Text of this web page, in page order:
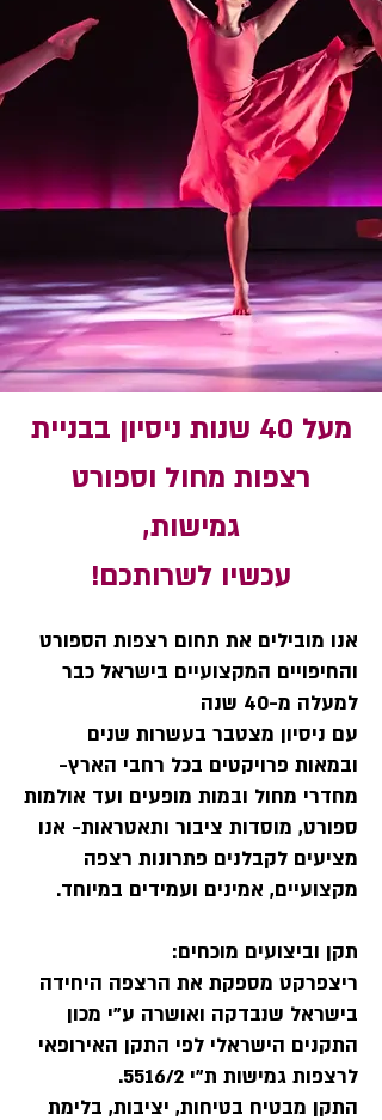
מעל 40 שנות ניסיון בבניית
רצפות מחול וספורט
גמישות,
עכשיו לשרותכם!
אנו מובילים את תחום רצפות הספורט
והחיפויים המקצועיים בישראל כבר
למעלה מ-40 שנה
עם ניסיון מצטבר בעשרות שנים
ובמאות פרויקטים בכל רחבי הארץ-
מחדרי מחול ובמות מופעים ועד אולמות
ספורט, מוסדות ציבור ותאטראות- אנו
מציעים לקבלנים פתרונות רצפה
מקצועיים, אמינים ועמידים במיוחד.
תקן וביצועים מוכחים:
ריצפרקט מספקת את הרצפה היחידה
בישראל שנבדקה ואושרה ע"י מכון
התקנים הישראלי לפי התקן האירופאי
לרצפות גמישות ת"י 5516/2.
התקן מבטיח בטיחות, יציבות, בלימת